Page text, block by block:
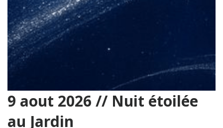
9 aout 2026 // Nuit étoilée
au Jardin